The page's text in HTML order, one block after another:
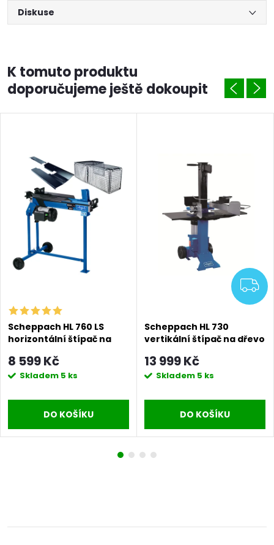
Diskuse
K tomuto produktu
doporučujeme ještě dokoupit
Scheppach HL 760 LS
horizontální štípač na
8 599 Kč
Skladem 5 ks
DO KOŠÍKU
Scheppach HL 730
vertikální štípač na dřevo
13 999 Kč
Skladem 5 ks
DO KOŠÍKU